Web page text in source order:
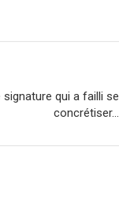
signature qui a failli se
concrétiser…